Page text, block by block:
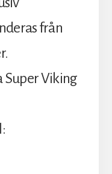
från
Super Viking